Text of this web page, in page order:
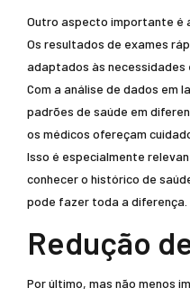
Outro aspecto importante é
Os resultados de exames
adaptados às necessidades
Com a análise de dados em
padrões de saúde em
os médicos ofereçam
Isso é especialmente
conhecer o histórico de
pode fazer toda a diferença.
Redução
Por último, mas não menos